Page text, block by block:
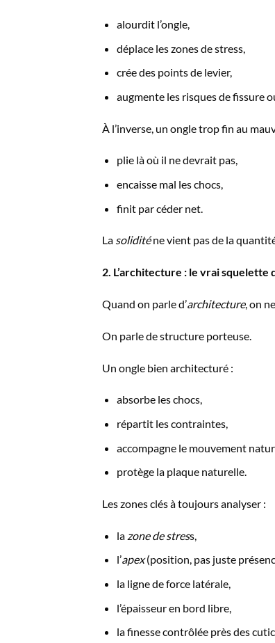
alourdit l’ongle,
déplace les zones de stress,
crée des points de levier,
augmente les risques de fissure
À l’inverse, un ongle trop fin au
plie là où il ne devrait pas,
encaisse mal les chocs,
finit par céder net.
La soliditéne vient pas de la
2. L’architecture : le vrai squelette
Quand on parle d’architecture, on
On parle de structure porteuse.
Un ongle bien architecturé :
absorbe les chocs,
répartit les contraintes,
accompagne le mouvement
protège la plaque naturelle.
Les zones clés à toujours analyser :
la zone de stress,
l’apex(position, pas juste
la ligne de force latérale,
l’épaisseur en bord libre,
la finesse contrôlée près des